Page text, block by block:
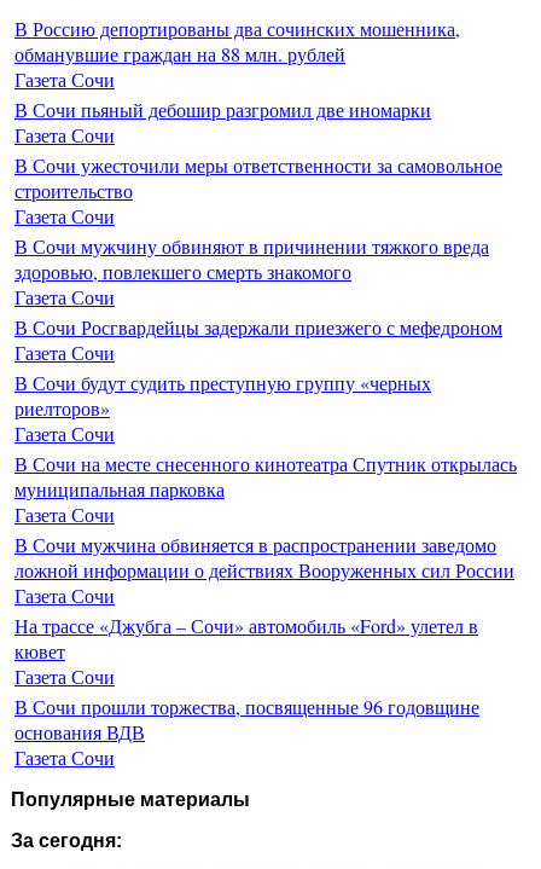
В Россию депортированы два сочинских мошенника,
обманувшие граждан на 88 млн. рублей
Газета Сочи
В Сочи пьяный дебошир разгромил две иномарки
Газета Сочи
В Сочи ужесточили меры ответственности за самовольное
строительство
Газета Сочи
В Сочи мужчину обвиняют в причинении тяжкого вреда
здоровью, повлекшего смерть знакомого
Газета Сочи
В Сочи Росгвардейцы задержали приезжего с мефедроном
Газета Сочи
В Сочи будут судить преступную группу «черных
риелторов»
Газета Сочи
В Сочи на месте снесенного кинотеатра Спутник открылась
муниципальная парковка
Газета Сочи
В Сочи мужчина обвиняется в распространении заведомо
ложной информации о действиях Вооруженных сил России
Газета Сочи
На трассе «Джубга – Сочи» автомобиль «Ford» улетел в
кювет
Газета Сочи
В Сочи прошли торжества, посвященные 96 годовщине
основания ВДВ
Газета Сочи
Популярные материалы
За сегодня: